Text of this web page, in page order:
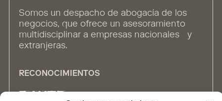
Somos un despacho de abogacía de los
negocios, que ofrece un asesoramiento
multidisciplinar a empresas nacionales y
extranjeras.
RECONOCIMIENTOS